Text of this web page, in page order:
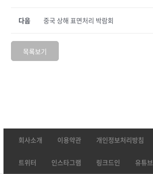
중국 상해 표면처리 박람회
다음
목록보기
회사소개 이용약관 개인정보처리방침
트위터 인스타그램 링크드인 유튜브